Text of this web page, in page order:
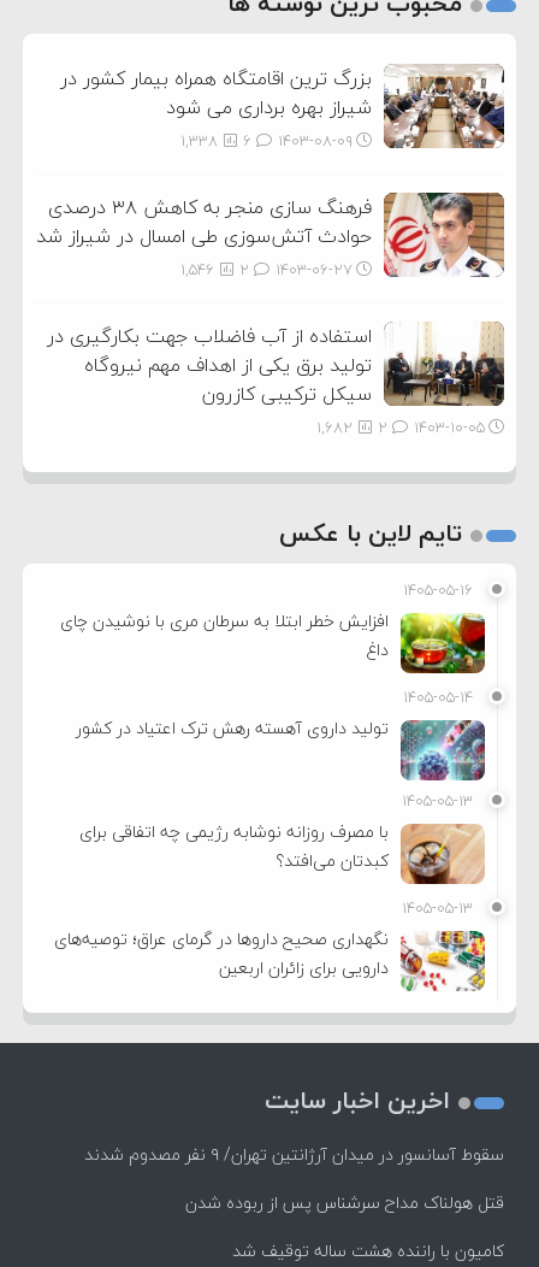
بزرگ ترین اقامتگاه همراه بیمار کشور در
شیراز بهره برداری می شود
۱۴۰۳-۰۸-۰۹ 1,338
فرهنگ سازی منجر به کاهش ۳۸ درصدی
حوادث آتش‌سوزی طی امسال در شیراز شد
۱۴۰۳-۰۶-۲۷ 1,546
استفاده از آب فاضلاب جهت بکارگیری در
تولید برق یکی از اهداف مهم نیروگاه
سیکل ترکیبی کازرون
۱۴۰۳-۱۰-۰۵ 1,682
تایم لاین با عکس
۱۴۰۵-۰۵-۱۶
افزایش خطر ابتلا به سرطان مری با نوشیدن چای
داغ
۱۴۰۵-۰۵-۱۴
تولید داروی آهسته رهش ترک اعتیاد در کشور
۱۴۰۵-۰۵-۱۳
با مصرف روزانه نوشابه رژیمی چه اتفاقی برای
کبدتان می‌افتد؟
۱۴۰۵-۰۵-۱۳
نگهداری صحیح داروها در گرمای عراق؛ توصیه‌های
دارویی برای زائران اربعین
اخرین اخبار سایت
سقوط آسانسور در میدان آرژانتین تهران/ ۹ نفر مصدوم شدند
قتل هولناک مداح سرشناس پس از ربوده شدن
کامیون با راننده هشت ساله توقیف شد